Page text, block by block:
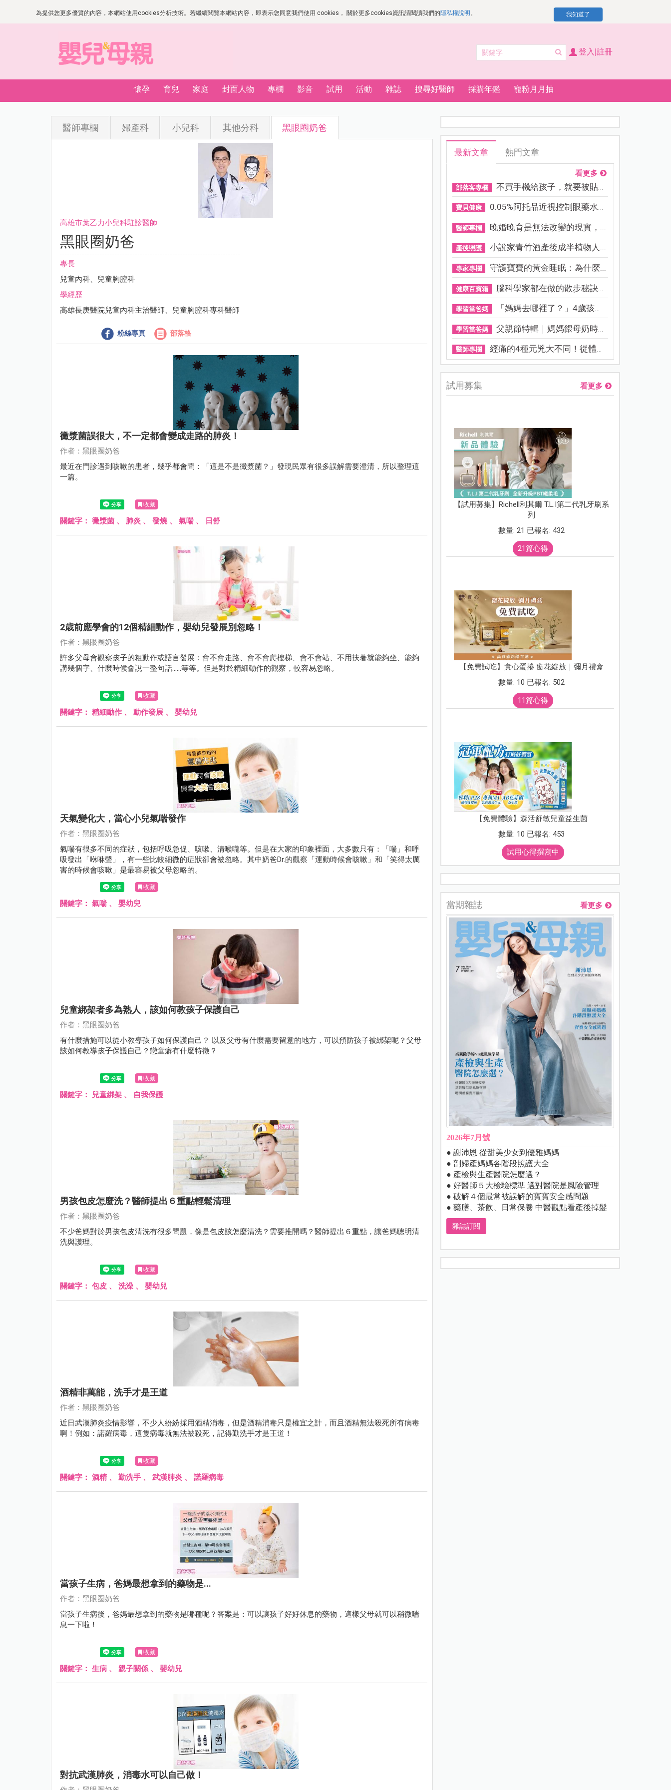
為提供您更多優質的內容，本網站使用cookies分析技術。若繼續閱覽本網站內容，即表示您同意我們使用 cookies， 關於更多cookies資訊請閱讀我們的隱私權說明 。 我知道了
登入|註冊
懷孕 育兒 家庭 封面人物 專欄 影音 試用 活動 雜誌 搜尋好醫師 採購年鑑 寵粉月月抽
醫師專欄 婦產科 小兒科 其他分科 黑眼圈奶爸
高雄市葉乙力小兒科駐診醫師
黑眼圈奶爸
專長
兒童內科、兒童胸腔科
學經歷
高雄長庚醫院兒童內科主治醫師、兒童胸腔科專科醫師
粉絲專頁 部落格
黴漿菌誤很大，不一定都會變成走路的肺炎！
作者：黑眼圈奶爸
最近在門診遇到咳嗽的患者，幾乎都會問：「這是不是黴漿菌？」發現民眾有很多誤解需要澄清，所以整理這
一篇。
收藏
關鍵字： 黴漿菌 、 肺炎 、 發燒、 氣喘、 日舒
2歳前應學會的12個精細動作，嬰幼兒發展別忽略！
作者：黑眼圈奶爸
許多父母會觀察孩子的粗動作或語言發展：會不會走路、會不會爬樓梯、會不會站、不用扶著就能夠坐、能夠
講幾個字、什麼時候會說一整句話……等等。但是對於精細動作的觀察，較容易忽略。
收藏
關鍵字： 精細動作 、 動作發展 、 嬰幼兒
天氣變化大，當心小兒氣喘發作
作者：黑眼圈奶爸
氣喘有很多不同的症狀，包括呼吸急促、咳嗽、清喉嚨等。但是在大家的印象裡面，大多數只有：「喘」和呼
吸發出「咻咻聲」，有一些比較細微的症狀卻會被忽略。其中奶爸Dr.的觀察「運動時候會咳嗽」和「笑得太厲
害的時候會咳嗽」是最容易被父母忽略的。
收藏
關鍵字： 氣喘、 嬰幼兒
兒童綁架者多為熟人，該如何教孩子保護自己
作者：黑眼圈奶爸
有什麼措施可以從小教導孩子如何保護自己？ 以及父母有什麼需要留意的地方，可以預防孩子被綁架呢？父母
該如何教導孩子保護自己？戀童癖有什麼特徵？
收藏
關鍵字： 兒童綁架 、 自我保護
男孩包皮怎麼洗？醫師提出６重點輕鬆清理
作者：黑眼圈奶爸
不少爸媽對於男孩包皮清洗有很多問題，像是包皮該怎麼清洗？需要推開嗎？醫師提出６重點，讓爸媽聰明清
洗與護理。
收藏
關鍵字： 包皮 、 洗澡 、 嬰幼兒
酒精非萬能，洗手才是王道
作者：黑眼圈奶爸
近日武漢肺炎疫情影響，不少人紛紛採用酒精消毒，但是酒精消毒只是權宜之計，而且酒精無法殺死所有病毒
啊！例如：諾羅病毒，這隻病毒就無法被殺死，記得勤洗手才是王道！
收藏
關鍵字： 酒精 、 勤洗手 、 武漢肺炎 、 諾羅病毒
當孩子生病，爸媽最想拿到的藥物是...
作者：黑眼圈奶爸
當孩子生病後，爸媽最想拿到的藥物是哪種呢？答案是：可以讓孩子好好休息的藥物，這樣父母就可以稍微喘
息一下啦！
收藏
關鍵字： 生病 、 親子關係 、 嬰幼兒
對抗武漢肺炎，消毒水可以自己做！
最新文章 熱門文章
看更多
部落客專欄 不買手機給孩子，就要被貼「...
寶貝健康 0.05%阿托品近視控制眼藥水納...
醫師專欄 晚婚晚育是無法改變的現實，...
產後照護 小說家青竹酒產後成半植物人...
專家專欄 守護寶寶的黃金睡眠：為什麼...
健康百寶箱 腦科學家都在做的散步秘訣！...
學習當爸媽 「媽媽去哪裡了？」4歲孩子還...
學習當爸媽 父親節特輯｜媽媽餵母奶時，...
醫師專欄 經痛的4種元兇大不同！從體質...
試用募集 看更多
【試用募集】Richell利其爾 T.L.I第二代乳牙刷系
列
數量: 21 已報名: 432
21篇心得
【免費試吃】實心蛋捲 窗花綻放｜彌月禮盒
數量: 10 已報名: 502
11篇心得
【免費體驗】森活舒敏兒童益生菌
數量: 10 已報名: 453
試用心得撰寫中
當期雜誌 看更多
2026年7月號
● 謝沛恩 從甜美少女到優雅媽媽
● 剖婦產媽媽各階段照護大全
● 產檢與生產醫院怎麼選？
● 好醫師５大檢驗標準 選對醫院是風險管理
● 破解４個最常被誤解的寶寶安全感問題
● 藥膳、茶飲、日常保養 中醫觀點看產後掉髮
雜誌訂閱